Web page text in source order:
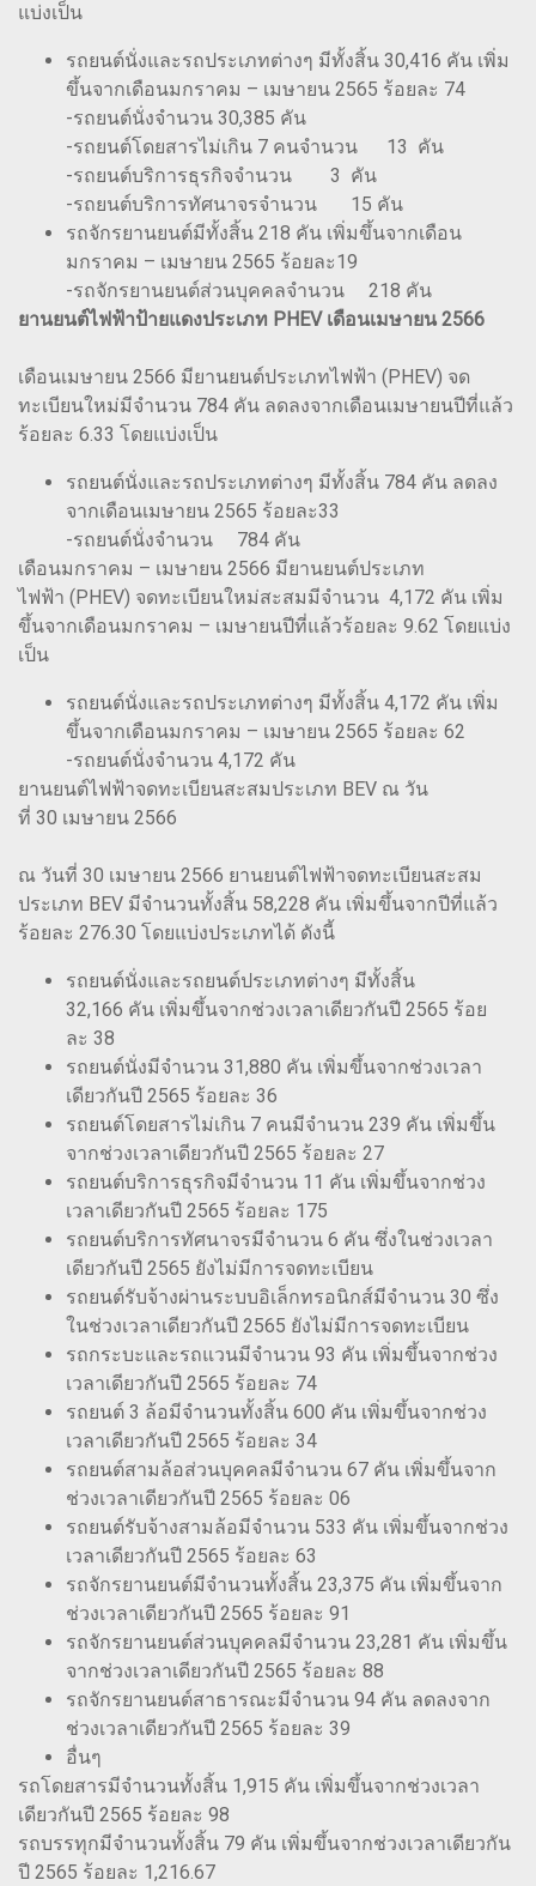
แบ่งเป็น
รถยนต์นั่งและรถประเภทต่างๆ มีทั้งสิ้น 30,416 คัน เพิ่ม
ขึ้นจากเดือนมกราคม – เมษายน 2565 ร้อยละ 74
-รถยนต์นั่งจำนวน 30,385 คัน
-รถยนต์โดยสารไม่เกิน 7 คนจำนวน 13 คัน
-รถยนต์บริการธุรกิจจำนวน 3 คัน
-รถยนต์บริการทัศนาจรจำนวน 15 คัน
รถจักรยานยนต์มีทั้งสิ้น 218 คัน เพิ่มขึ้นจากเดือน
มกราคม – เมษายน 2565 ร้อยละ19
-รถจักรยานยนต์ส่วนบุคคลจำนวน 218 คัน
ยานยนต์ไฟฟ้าป้ายแดงประเภท PHEV เดือนเมษายน 2566
เดือนเมษายน 2566 มียานยนต์ประเภทไฟฟ้า (PHEV) จด
ทะเบียนใหม่มีจำนวน 784 คัน ลดลงจากเดือนเมษายนปีที่แล้ว
ร้อยละ 6.33 โดยแบ่งเป็น
รถยนต์นั่งและรถประเภทต่างๆ มีทั้งสิ้น 784 คัน ลดลง
จากเดือนเมษายน 2565 ร้อยละ33
-รถยนต์นั่งจำนวน 784 คัน
เดือนมกราคม – เมษายน 2566 มียานยนต์ประเภท
ไฟฟ้า (PHEV) จดทะเบียนใหม่สะสมมีจำนวน 4,172 คัน เพิ่ม
ขึ้นจากเดือนมกราคม – เมษายนปีที่แล้วร้อยละ 9.62 โดยแบ่ง
เป็น
รถยนต์นั่งและรถประเภทต่างๆ มีทั้งสิ้น 4,172 คัน เพิ่ม
ขึ้นจากเดือนมกราคม – เมษายน 2565 ร้อยละ 62
-รถยนต์นั่งจำนวน 4,172 คัน
ยานยนต์ไฟฟ้าจดทะเบียนสะสมประเภท BEV ณ วัน
ที่ 30 เมษายน 2566
ณ วันที่ 30 เมษายน 2566 ยานยนต์ไฟฟ้าจดทะเบียนสะสม
ประเภท BEV มีจำนวนทั้งสิ้น 58,228 คัน เพิ่มขึ้นจากปีที่แล้ว
ร้อยละ 276.30 โดยแบ่งประเภทได้ ดังนี้
รถยนต์นั่งและรถยนต์ประเภทต่างๆ มีทั้งสิ้น
32,166 คัน เพิ่มขึ้นจากช่วงเวลาเดียวกันปี 2565 ร้อย
ละ 38
รถยนต์นั่งมีจำนวน 31,880 คัน เพิ่มขึ้นจากช่วงเวลา
เดียวกันปี 2565 ร้อยละ 36
รถยนต์โดยสารไม่เกิน 7 คนมีจำนวน 239 คัน เพิ่มขึ้น
จากช่วงเวลาเดียวกันปี 2565 ร้อยละ 27
รถยนต์บริการธุรกิจมีจำนวน 11 คัน เพิ่มขึ้นจากช่วง
เวลาเดียวกันปี 2565 ร้อยละ 175
รถยนต์บริการทัศนาจรมีจำนวน 6 คัน ซึ่งในช่วงเวลา
เดียวกันปี 2565 ยังไม่มีการจดทะเบียน
รถยนต์รับจ้างผ่านระบบอิเล็กทรอนิกส์มีจำนวน 30 ซึ่ง
ในช่วงเวลาเดียวกันปี 2565 ยังไม่มีการจดทะเบียน
รถกระบะและรถแวนมีจำนวน 93 คัน เพิ่มขึ้นจากช่วง
เวลาเดียวกันปี 2565 ร้อยละ 74
รถยนต์ 3 ล้อมีจำนวนทั้งสิ้น 600 คัน เพิ่มขึ้นจากช่วง
เวลาเดียวกันปี 2565 ร้อยละ 34
รถยนต์สามล้อส่วนบุคคลมีจำนวน 67 คัน เพิ่มขึ้นจาก
ช่วงเวลาเดียวกันปี 2565 ร้อยละ 06
รถยนต์รับจ้างสามล้อมีจำนวน 533 คัน เพิ่มขึ้นจากช่วง
เวลาเดียวกันปี 2565 ร้อยละ 63
รถจักรยานยนต์มีจำนวนทั้งสิ้น 23,375 คัน เพิ่มขึ้นจาก
ช่วงเวลาเดียวกันปี 2565 ร้อยละ 91
รถจักรยานยนต์ส่วนบุคคลมีจำนวน 23,281 คัน เพิ่มขึ้น
จากช่วงเวลาเดียวกันปี 2565 ร้อยละ 88
รถจักรยานยนต์สาธารณะมีจำนวน 94 คัน ลดลงจาก
ช่วงเวลาเดียวกันปี 2565 ร้อยละ 39
อื่นๆ
รถโดยสารมีจำนวนทั้งสิ้น 1,915 คัน เพิ่มขึ้นจากช่วงเวลา
เดียวกันปี 2565 ร้อยละ 98
รถบรรทุกมีจำนวนทั้งสิ้น 79 คัน เพิ่มขึ้นจากช่วงเวลาเดียวกัน
ปี 2565 ร้อยละ 1,216.67